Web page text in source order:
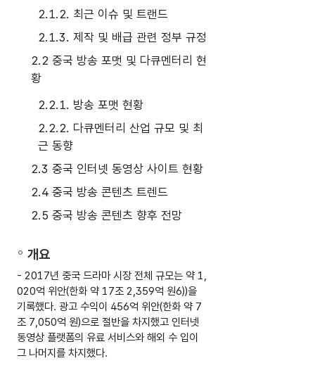
2.1.2. 최근 이슈 및 트랜드
2.1.3. 제작 및 배급 관련 정부 규정
2.2 중국 방송 포맷 및 다큐멘터리 현
황
2.2.1. 방송 포맷 현황
2.2.2. 다큐멘터리 산업 규모 및 최
근 동향
2.3 중국 인터넷 동영상 사이트 현황
2.4 중국 방송 콘텐츠 트렌드
2.5 중국 방송 콘텐츠 향후 전망
개요
- 2017년 중국 드라마 시장 전체 규모는 약 1,
020억 위안(한화 약 17조 2,359억 원6))을
기록했다. 광고 수익이 456억 위안(한화 약 7
조 7,050억 원)으로 절반을 차지했고 인터넷
동영상 플랫폼의 유료 서비스와 해외 수 입이
그 나머지를 차지했다.